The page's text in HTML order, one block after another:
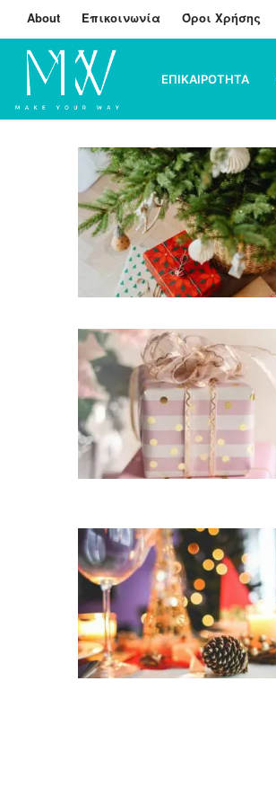
About Επικοινωνία Όροι Χρήσης
ΕΠΙΚΑΙΡΟΤΗΤΑ